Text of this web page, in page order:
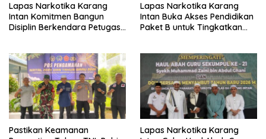
Lapas Narkotika Karang
Intan Komitmen Bangun
Disiplin Berkendara Petugas
Lapas Narkotika Karang
Intan Buka Akses Pendidikan
Paket B untuk Tingkatkan
Pastikan Keamanan
Lapas Narkotika Karang